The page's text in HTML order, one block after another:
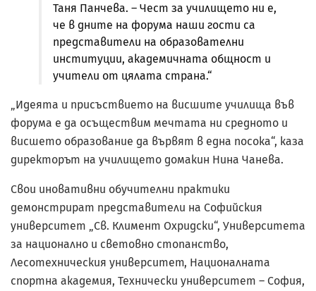
Таня Панчева. – Чест за училището ни е,
че в дните на форума наши гости са
представители на образователни
институции, академичната общност и
учители от цялата страна.“
„Идеята и присъствието на висшите училища във
форума е да осъществим мечтата ни средното и
висшето образование да вървят в една посока“, каза
директорът на училището домакин Нина Чанева.
Свои иновативни обучителни практики
демонстрират представители на Софийския
университет „Св. Климент Охридски“, Университета
за национално и световно стопанство,
Лесотехническия университет, Националната
спортна академия, Технически университет – София,